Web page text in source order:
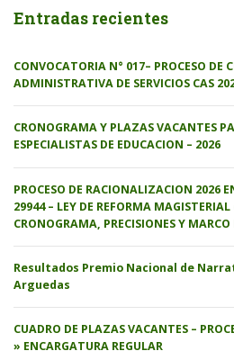
Entradas recientes
CONVOCATORIA N° 017– PROCESO DE
ADMINISTRATIVA DE SERVICIOS CAS
CRONOGRAMA Y PLAZAS VACANTES
ESPECIALISTAS DE EDUCACION – 2026
PROCESO DE RACIONALIZACION 2026
29944 – LEY DE REFORMA
CRONOGRAMA, PRECISIONES Y
Resultados Premio Nacional de
Arguedas
CUADRO DE PLAZAS VACANTES –
» ENCARGATURA REGULAR